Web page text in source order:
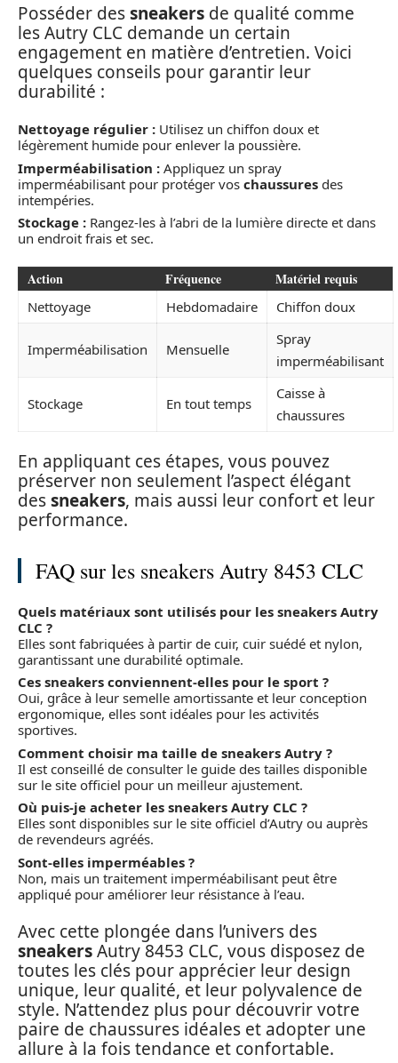
Posséder dessneakers de qualité comme
les Autry CLC demande un certain
engagement en matière d’entretien. Voici
quelques conseils pour garantir leur
durabilité :
Nettoyage régulier : Utilisez un chiffon doux et
légèrement humide pour enlever la poussière.
Imperméabilisation : Appliquez un spray
imperméabilisant pour protéger vos chaussures des
intempéries.
Stockage : Rangez-les à l’abri de la lumière directe et dans
un endroit frais et sec.
Action Fréquence Matériel requis
Nettoyage Hebdomadaire Chiffon doux
Imperméabilisation Mensuelle
Spray
imperméabilisant
Stockage En tout temps
Caisse à
chaussures
En appliquant ces étapes, vous pouvez
préserver non seulement l’aspect élégant
dessneakers, mais aussi leur confort et leur
performance.
FAQ sur les sneakers Autry 8453 CLC
Quels matériaux sont utilisés pour les sneakers Autry
CLC ?
Elles sont fabriquées à partir de cuir, cuir suédé et nylon,
garantissant une durabilité optimale.
Ces sneakers conviennent-elles pour le sport ?
Oui, grâce à leur semelle amortissante et leur conception
ergonomique, elles sont idéales pour les activités
sportives.
Comment choisir ma taille de sneakers Autry ?
Il est conseillé de consulter le guide des tailles disponible
sur le site officiel pour un meilleur ajustement.
Où puis-je acheter les sneakers Autry CLC ?
Elles sont disponibles sur le site officiel d’Autry ou auprès
de revendeurs agréés.
Sont-elles imperméables ?
Non, mais un traitement imperméabilisant peut être
appliqué pour améliorer leur résistance à l’eau.
Avec cette plongée dans l’univers des
sneakersAutry 8453 CLC, vous disposez de
toutes les clés pour apprécier leur design
unique, leur qualité, et leur polyvalence de
style. N’attendez plus pour découvrir votre
paire de chaussures idéales et adopter une
allure à la fois tendance et confortable.